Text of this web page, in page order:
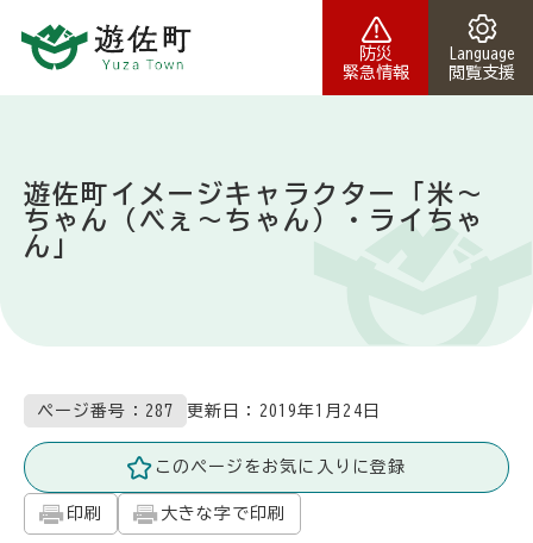
防災
緊急情報
Language
閲覧支援
遊佐町イメージキャラクター「米～
ちゃん（べぇ～ちゃん）・ライちゃ
ん」
ページ番号：287 更新日： 2019年1月24日
このページをお気に入りに登録
印刷 大きな字で印刷